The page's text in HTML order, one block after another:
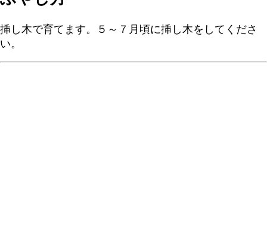
挿し木で育てます。５～７月頃に挿し木をしてくださ
い。